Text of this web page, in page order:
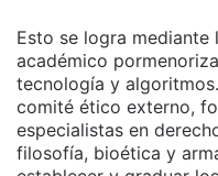
Esto se logra
académico
tecnología y
comité ético externo,
especialistas en
filosofía, bioética y